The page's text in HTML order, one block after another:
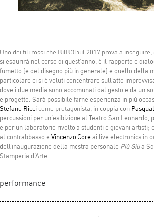
Uno dei fili rossi che BilBOlbul 2017 prova a
si esaurirà nel corso di quest’anno, è il rapporto e
fumetto (e del disegno più in generale) e quello della
particolare ci si è voluti concentrare sull’atto
dove i due media sono accomunati dal gesto e da un
e progetto. Sarà possibile farne esperienza in più
Stefano Ricci come protagonista, in coppia con
percussioni per un’esibizione al Teatro San Leonardo,
e per un laboratorio rivolto a studenti e giovani artisti;
al contrabbasso e Vincenzo Core ai live electronics in
dell’inaugurazione della mostra personale Più Giùa
Stamperia d’Arte.
performance